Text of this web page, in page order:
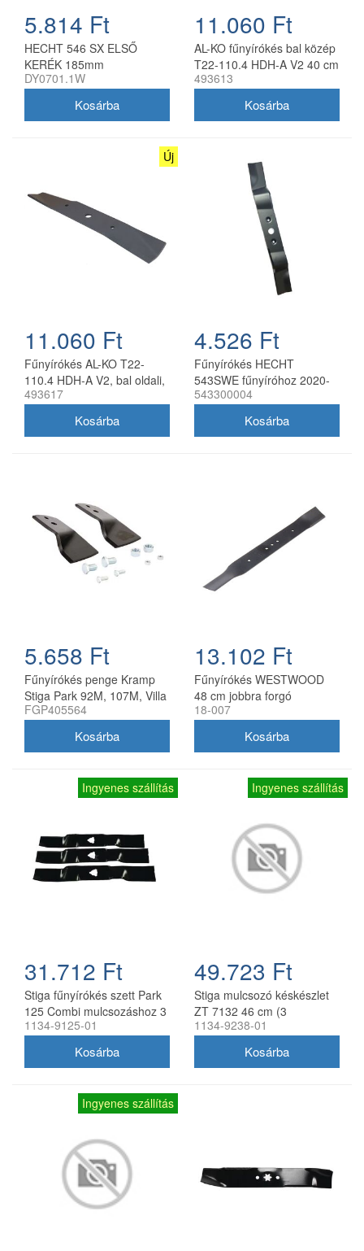
5.814 Ft
HECHT 546 SX ELSŐ
KERÉK 185mm
DY0701.1W
11.060 Ft
AL-KO fűnyírókés bal közép
T22-110.4 HDH-A V2 40 cm
493613
Új
11.060 Ft
Fűnyírókés AL-KO T22-
110.4 HDH-A V2, bal oldali,
40 cm
493617
4.526 Ft
Fűnyírókés HECHT
543SWE fűnyíróhoz 2020-
21
543300004
5.658 Ft
Fűnyírókés penge Kramp
Stiga Park 92M, 107M, Villa
92M, 107M 170 mm
FGP405564
13.102 Ft
Fűnyírókés WESTWOOD
48 cm jobbra forgó
18-007
Ingyenes szállítás
31.712 Ft
Stiga fűnyírókés szett Park
125 Combi mulcsozáshoz 3
db
1134-9125-01
Ingyenes szállítás
49.723 Ft
Stiga mulcsozó késkészlet
ZT 7132 46 cm (3
db/csomag) 1134-9238-01
1134-9238-01
Ingyenes szállítás